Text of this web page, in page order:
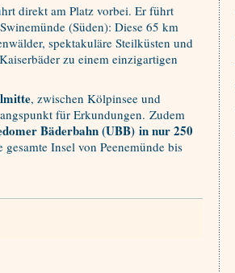
direkt am Platz vorbei. Er führt
(Süden): Diese 65 km
spektakuläre Steilküsten und
zu einem einzigartigen
, zwischen Kölpinsee und
für Erkundungen. Zudem
Bäderbahn (UBB) in nur 250
Insel von Peenemünde bis